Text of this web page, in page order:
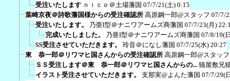
受注いたします ｎｉｃｏ＠土場藩国 07/7/21(土) 0:15
葉崎京夜＠詩歌藩国様からの受注確認所 高原鋼一郎@スタッフ 07/7/
受注いたします。
乃亜I型＠ナニワアームズ商藩国 07/7/23(月)
完成いたしました。
乃亜I型＠ナニワアームズ商藩国 07/8/19(
SS受注させていただきます。
玲音＠になし藩国 07/7/25(水) 20:27
東 恭一郎＠リワマヒ国さんからの受注確認所 高原鋼一郎@スタッフ
ＳＳ受注します＠東 恭一郎＠リワマヒ国さんからの... 猫屋敷兄
イラスト受注させていただきます。
支那実@よんた藩国 07/7/29(